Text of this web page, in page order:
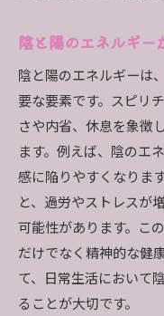
陰陽を意識
陰と陽の調
スピリチュアル
エネルギー
スピリチュ
リット
エネルギー
陰と陽のエ
スピリチュ
陰と陽のエネルギー
陰と陽のエネルギーは
要な要素です。スピリ
さや内省、休息を象徴
ます。例えば、陰のエ
感に陥りやすくなりま
と、過労やストレスが
可能性があります。こ
だけでなく精神的な健
て、日常生活において
ることが大切です。